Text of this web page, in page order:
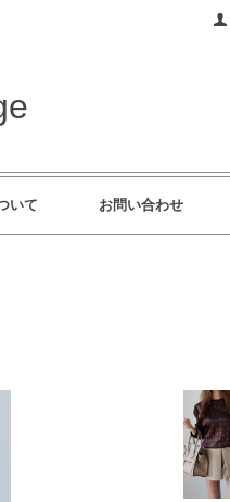
いて お問い合わせ